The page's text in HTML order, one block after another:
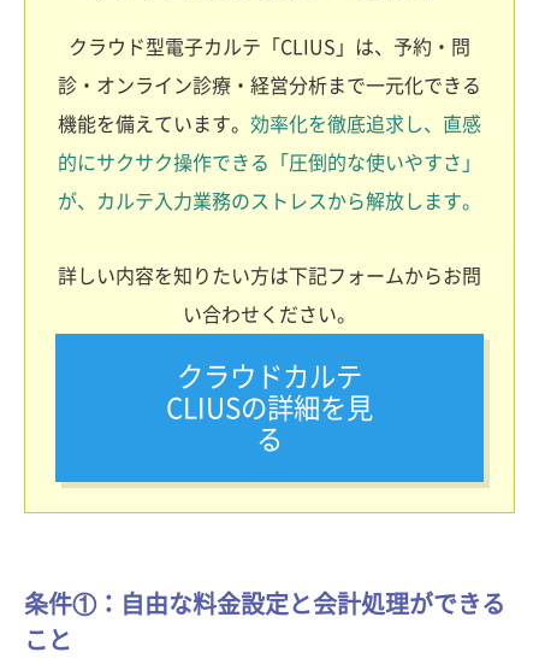
クラウド型電子カルテ「CLIUS」は、予約・問
診・オンライン診療・経営分析まで一元化できる
機能を備えています。 効率化を徹底追求し、直感
的にサクサク操作できる「圧倒的な使いやすさ」
が、カルテ入力業務のストレスから解放します。
詳しい内容を知りたい方は下記フォームからお問
い合わせください。
クラウドカルテ
CLIUSの詳細を見
る
条件①：自由な料金設定と会計処理ができる
こと